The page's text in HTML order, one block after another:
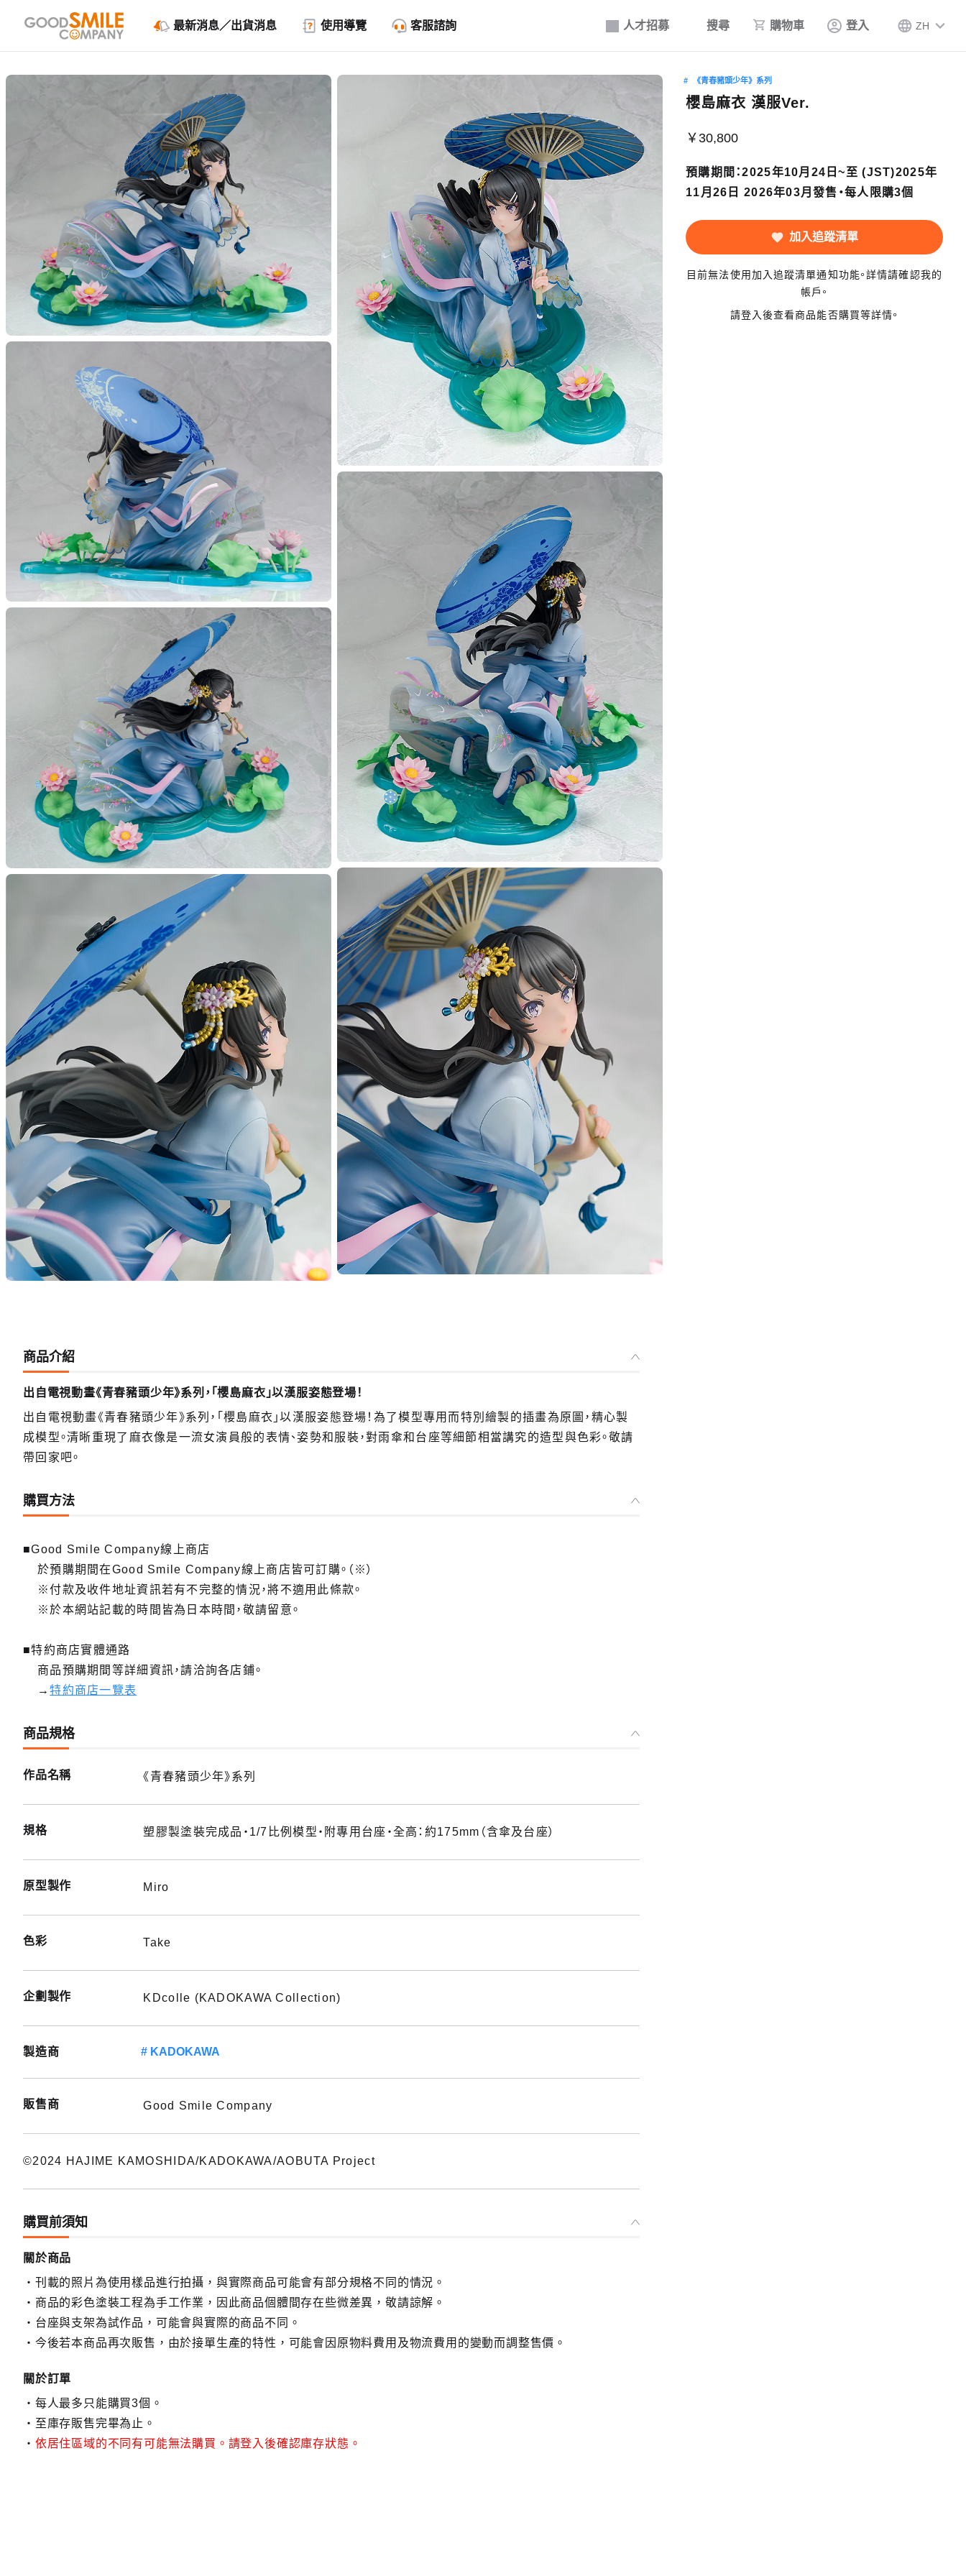
人才招募 搜尋 購物車 登入 ZH
最新消息／出貨消息 使用導覽 客服諮詢
《青春豬頭少年》系列
櫻島麻衣 漢服Ver.
￥30,800
預購期間：2025年10月24日~至 (JST)2025年
11月26日 2026年03月發售・每人限購3個
加入追蹤清單
目前無法使用加入追蹤清單通知功能。詳情請確認我的
帳戶。
請登入後查看商品能否購買等詳情。
商品介紹
出自電視動畫《青春豬頭少年》系列，「櫻島麻衣」以漢服姿態登場！
出自電視動畫《青春豬頭少年》系列，「櫻島麻衣」以漢服姿態登場！為了模型專用而特別繪製的插畫為原圖，精心製
成模型。清晰重現了麻衣像是一流女演員般的表情、姿勢和服裝，對雨傘和台座等細節相當講究的造型與色彩。敬請
帶回家吧。
購買方法
■Good Smile Company線上商店
於預購期間在Good Smile Company線上商店皆可訂購。（※）
※付款及收件地址資訊若有不完整的情況，將不適用此條款。
※於本網站記載的時間皆為日本時間，敬請留意。
■特約商店實體通路
商品預購期間等詳細資訊，請洽詢各店鋪。
→特約商店一覽表
商品規格
作品名稱 《青春豬頭少年》系列
規格 塑膠製塗裝完成品・1/7比例模型・附專用台座・全高：約175mm（含傘及台座）
原型製作 Miro
色彩 Take
企劃製作 KDcolle (KADOKAWA Collection)
製造商 KADOKAWA
販售商 Good Smile Company
©2024 HAJIME KAMOSHIDA/KADOKAWA/AOBUTA Project
購買前須知
關於商品
刊載的照片為使用樣品進行拍攝，與實際商品可能會有部分規格不同的情況。
商品的彩色塗裝工程為手工作業，因此商品個體間存在些微差異，敬請諒解。
台座與支架為試作品，可能會與實際的商品不同。
今後若本商品再次販售，由於接單生產的特性，可能會因原物料費用及物流費用的變動而調整售價。
關於訂單
每人最多只能購買3個。
至庫存販售完畢為止。
依居住區域的不同有可能無法購買。請登入後確認庫存狀態。